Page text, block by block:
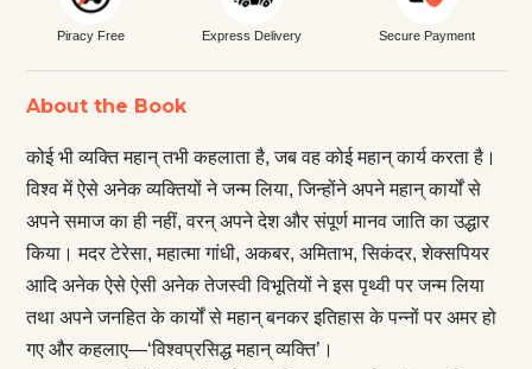
Piracy Free Express Delivery Secure Payment
About the Book
कोई भी व्यक्ति महान् तभी कहलाता है, जब वह कोई महान् कार्य करता है।
विश्व में ऐसे अनेक व्यक्तियों ने जन्म लिया, जिन्होंने अपने महान् कार्यों से
अपने समाज का ही नहीं, वरन् अपने देश और संपूर्ण मानव जाति का उद्धार
किया। मदर टेरेसा, महात्मा गांधी, अकबर, अमिताभ, सिकंदर, शेक्सपियर
आदि अनेक ऐसे ऐसी अनेक तेजस्वी विभूतियों ने इस पृथ्वी पर जन्म लिया
तथा अपने जनहित के कार्यों से महान् बनकर इतिहास के पन्नों पर अमर हो
गए और कहलाए—‘विश्वप्रसिद्ध महान् व्यक्ति’।